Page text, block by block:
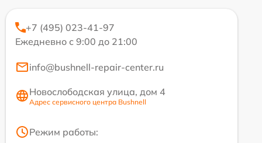
+7 (495) 023-41-97
Ежедневно с 9:00 до 21:00
info@bushnell-repair-center.ru
Новослободская улица, дом 4
Адрес сервисного центра Bushnell
Режим работы: